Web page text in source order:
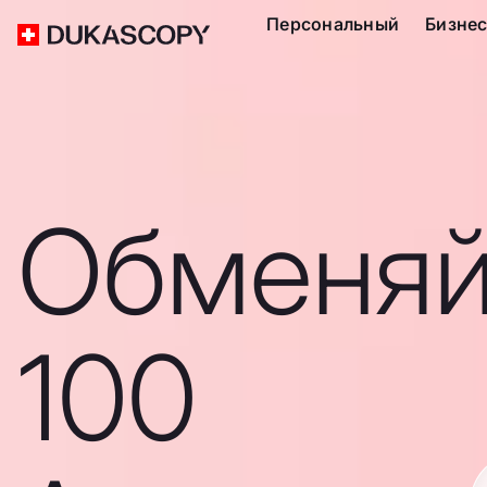
Персональный Бизнес
100